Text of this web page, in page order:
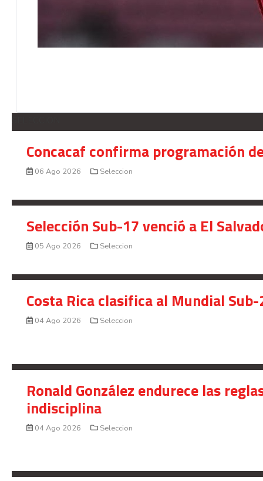
Concacaf confirma programación
06 Ago 2026 Seleccion
Selección Sub-17 venció a El
05 Ago 2026 Seleccion
Costa Rica clasifica al Mundial
04 Ago 2026 Seleccion
Ronald González endurece las
indisciplina
04 Ago 2026 Seleccion